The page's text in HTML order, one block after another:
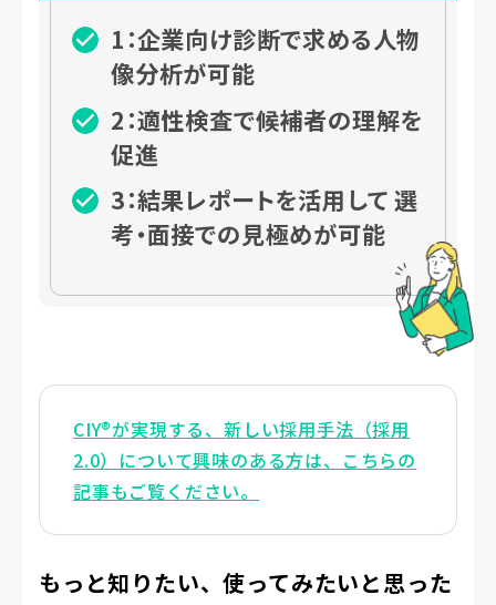
1：企業向け診断で求める人物
像分析が可能
2：適性検査で候補者の理解を
促進
3：結果レポートを活用して 選
考・面接での見極めが可能
CIY®が実現する、新しい採用手法（採用
2.0）について興味のある方は、こちらの
記事もご覧ください。
もっと知りたい、使ってみたいと思った